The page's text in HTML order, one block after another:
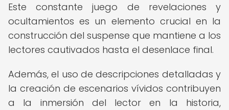
Este constante juego de revelaciones y
ocultamientos es un elemento crucial en la
construcción del suspense que mantiene a los
lectores cautivados hasta el desenlace final.
Además, el uso de descripciones detalladas y
la creación de escenarios vívidos contribuyen
a la inmersión del lector en la historia,